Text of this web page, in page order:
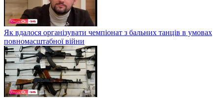
Як вдалося організувати чемпіонат з бальних танців в умовах
повномасштабної війни